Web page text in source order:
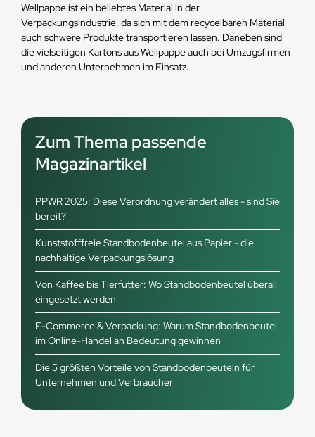
Wellpappe ist ein beliebtes Material in der
Verpackungsindustrie, da sich mit dem recycelbaren Material
auch schwere Produkte transportieren lassen. Daneben sind
die vielseitigen Kartons aus Wellpappe auch bei Umzugsfirmen
und anderen Unternehmen im Einsatz.
Zum Thema passende
Magazinartikel
PPWR 2025: Diese Verordnung verändert alles - sind Sie
bereit?
Kunststofffreie Standbodenbeutel aus Papier - die
nachhaltige Verpackungslösung
Von Kaffee bis Tierfutter: Wo Standbodenbeutel überall
eingesetzt werden
E-Commerce & Verpackung: Warum Standbodenbeutel
im Online-Handel an Bedeutung gewinnen
Die 5 größten Vorteile von Standbodenbeuteln für
Unternehmen und Verbraucher